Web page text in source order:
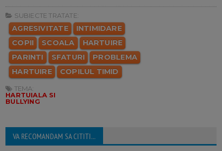
SUBIECTE TRATATE:
AGRESIVITATE
INTIMIDARE
COPII
SCOALA
HARTUIRE
PARINTI
SFATURI
PROBLEMA
HARTUIRE
COPILUL TIMID
TEMA:
HARTUIALA SI
BULLYING
VA RECOMANDAM SA CITITI...